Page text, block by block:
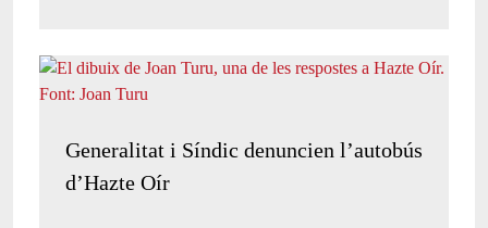
Generalitat i Síndic denuncien l’autobús
d’Hazte Oír